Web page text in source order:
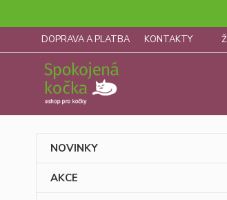
DOPRAVA A PLATBA KONTAKTY
NOVINKY
AKCE